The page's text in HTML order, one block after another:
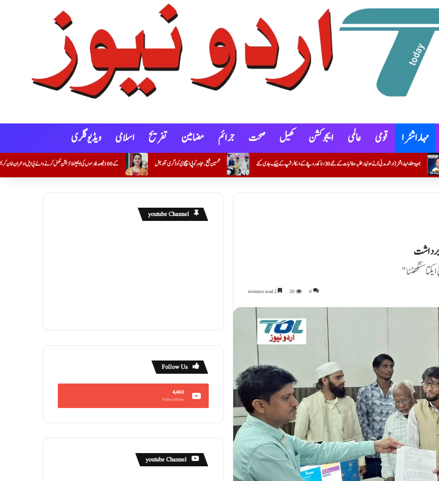
مہاراشٹرا قومی عالمی ایجوکشن کھیل صحت جرائم مضامین تفریح اسلامی ویڈیو گلری
کنوٹ شہر و گوکونڈہ علاقے میں خصوصی گہری نظرِ ثانی (SIR) کے 100 فیصد فارموں کی ڈیجیٹلائزیشن مکمل کرنے والے بی ایل او عمران خان کریم خان (معاون مدرس) کی اعزازی تقریب تحسین شیخ۔ مجاور کو پی ایچ ڈی کو ڈگری تفویض لاکھ روپئے کے اسکالرشپ کے چیک جاری کئے
برداشت
سنگھٹنا"
0
20
youtube Channel
Follow Us
4,460
Subscribers
youtube Channel